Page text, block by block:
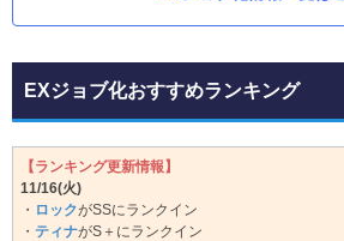
EXジョブ化おすすめランキング
【ランキング更新情報】
11/16(火)
・ ロックがSSにランクイン
・ ティナがS＋にランクイン